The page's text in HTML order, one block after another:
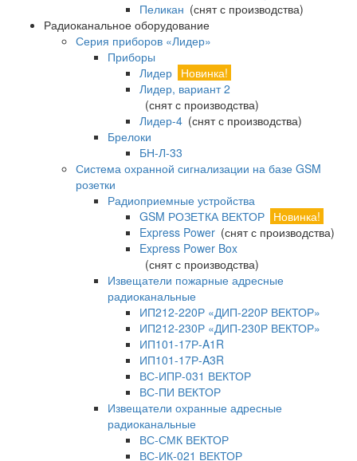
Пеликан (снят с производства)
Радиоканальное оборудование
Серия приборов «Лидер»
Приборы
Лидер Новинка!
Лидер, вариант 2
(снят с производства)
Лидер-4 (снят с производства)
Брелоки
БН-Л-33
Система охранной сигнализации на базе GSM
розетки
Радиоприемные устройства
GSM РОЗЕТКА ВЕКТОР Новинка!
Express Power (снят с производства)
Express Power Box
(снят с производства)
Извещатели пожарные адресные
радиоканальные
ИП212-220Р «ДИП-220Р ВЕКТОР»
ИП212-230Р «ДИП-230Р ВЕКТОР»
ИП101-17Р-A1R
ИП101-17Р-A3R
ВС-ИПР-031 ВЕКТОР
ВС-ПИ ВЕКТОР
Извещатели охранные адресные
радиоканальные
ВС-СМК ВЕКТОР
ВС-ИК-021 ВЕКТОР